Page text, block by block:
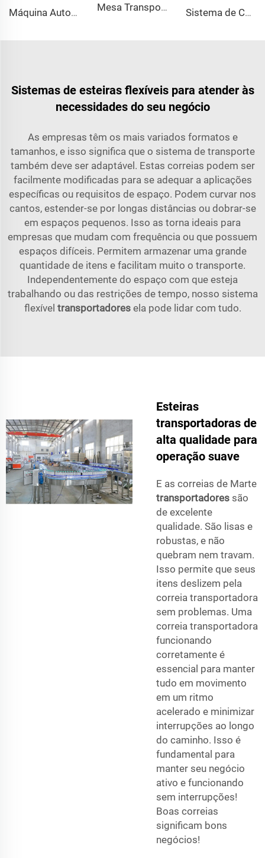
Máquina Automática de Etiquetagem com Manga de PVC com Sistema de Encolhimento Tampão de Segurança para Garrafas e Latas Aerossóis Mesa Transportadora Plástica para Acumulação de Garrafas de Água Sistema de Correia Transportadora de Corrente Plana para Garrafas com Recheio de Plástico
Sistemas de esteiras flexíveis para atender às
necessidades do seu negócio
As empresas têm os mais variados formatos e
tamanhos, e isso significa que o sistema de transporte
também deve ser adaptável. Estas correias podem ser
facilmente modificadas para se adequar a aplicações
específicas ou requisitos de espaço. Podem curvar nos
cantos, estender-se por longas distâncias ou dobrar-se
em espaços pequenos. Isso as torna ideais para
empresas que mudam com frequência ou que possuem
espaços difíceis. Permitem armazenar uma grande
quantidade de itens e facilitam muito o transporte.
Independentemente do espaço com que esteja
trabalhando ou das restrições de tempo, nosso sistema
flexível transportadores ela pode lidar com tudo.
Esteiras
transportadoras de
alta qualidade para
operação suave
E as correias de Marte
transportadores são
de excelente
qualidade. São lisas e
robustas, e não
quebram nem travam.
Isso permite que seus
itens deslizem pela
correia transportadora
sem problemas. Uma
correia transportadora
funcionando
corretamente é
essencial para manter
tudo em movimento
em um ritmo
acelerado e minimizar
interrupções ao longo
do caminho. Isso é
fundamental para
manter seu negócio
ativo e funcionando
sem interrupções!
Boas correias
significam bons
negócios!